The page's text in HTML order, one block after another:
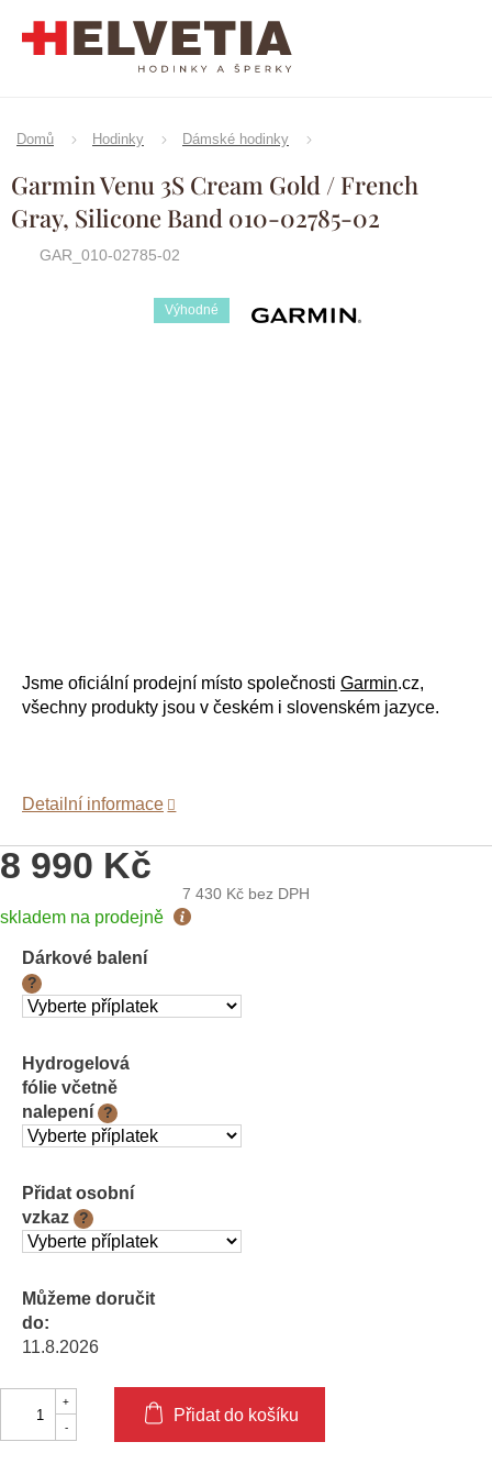
Domů Hodinky Dámské hodinky
Garmin Venu 3S Cream Gold / French
Gray, Silicone Band 010-02785-02
GAR_010-02785-02
Výhodné Značka:Garmin
8 990 Kč
7 430 Kč bez DPH
Měrná
skladem na prodejně
Dárkové balení
?
Hydrogelová
fólie včetně
nalepení
?
Přidat osobní
vzkaz
?
Můžeme doručit
do:
11.8.2026
Přidat do košíku
Jsme oficiální prodejní místo společnosti Garmin.cz,
všechny produkty jsou v českém i slovenském jazyce.
Detailní informace